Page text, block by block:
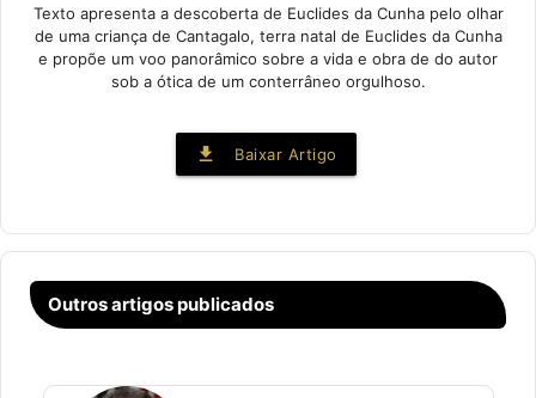
Texto apresenta a descoberta de Euclides da Cunha pelo olhar
de uma criança de Cantagalo, terra natal de Euclides da Cunha
e propõe um voo panorâmico sobre a vida e obra de do autor
sob a ótica de um conterrâneo orgulhoso.
file_download Baixar Artigo
Outros artigos publicados